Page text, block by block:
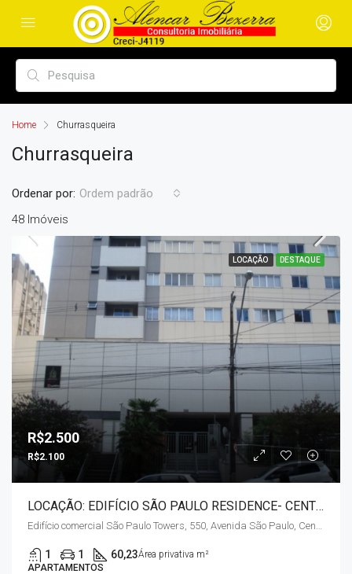
Home Churrasqueira
Churrasqueira
48 Imóveis
Ordenar por: Ordem padrão
LOCAÇÃO DESTAQUE
R$2.500
R$2.100
LOCAÇÃO: EDIFÍCIO SÃO PAULO RESIDENCE- CENTRO
1 1 60,23Área privativa m²
APARTAMENTOS